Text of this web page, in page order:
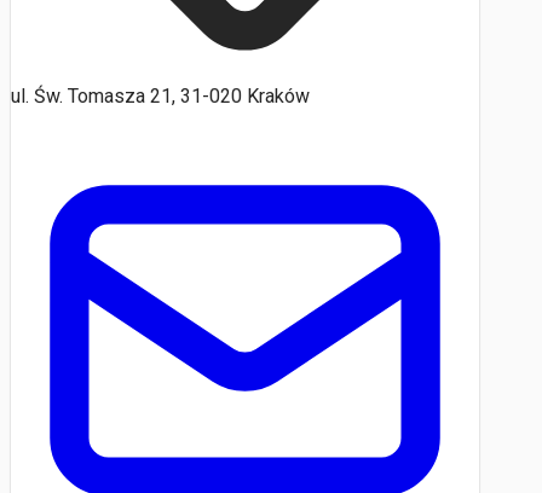
ul. Św. Tomasza 21, 31-020 Kraków